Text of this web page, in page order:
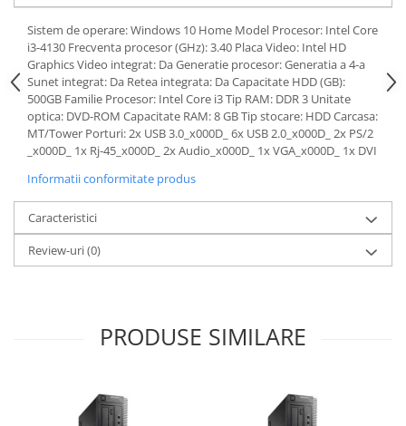
Sistem de operare: Windows 10 Home Model Procesor: Intel Core
i3-4130 Frecventa procesor (GHz): 3.40 Placa Video: Intel HD
Graphics Video integrat: Da Generatie procesor: Generatia a 4-a
Sunet integrat: Da Retea integrata: Da Capacitate HDD (GB):
500GB Familie Procesor: Intel Core i3 Tip RAM: DDR 3 Unitate
optica: DVD-ROM Capacitate RAM: 8 GB Tip stocare: HDD Carcasa:
MT/Tower Porturi: 2x USB 3.0_x000D_ 6x USB 2.0_x000D_ 2x PS/2
_x000D_ 1x Rj-45_x000D_ 2x Audio_x000D_ 1x VGA_x000D_ 1x DVI
Informatii conformitate produs
Caracteristici
Review-uri(0)
PRODUSE SIMILARE